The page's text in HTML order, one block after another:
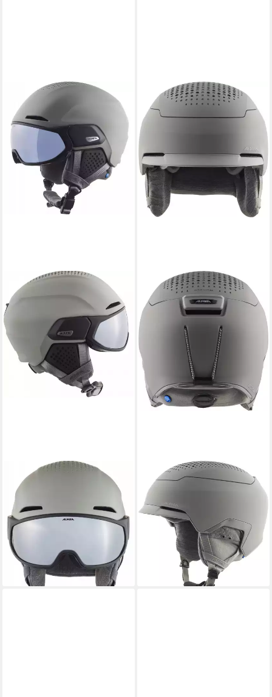
ALPINA SPORTS
Skihelm Alpina Alto Q-Lite
Visier Skihelm
Snowboardhelm moon grey
matt A9236
139,99 €
-30%
lieferbar - in 4-5 Werktagen bei dir
ALPINA SPORTS
Skihelm GEMS MOON-GREY
MATT
179,95 €
leider ausverkauft